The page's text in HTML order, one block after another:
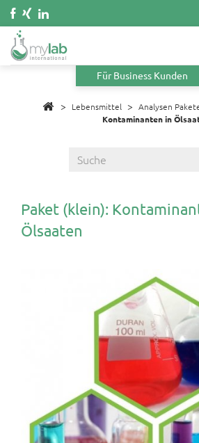
Material
Infos
Angebot
Für Business Kunden
> Lebensmittel > Analysen
Kontaminanten in
Paket (klein):
Ölsaaten